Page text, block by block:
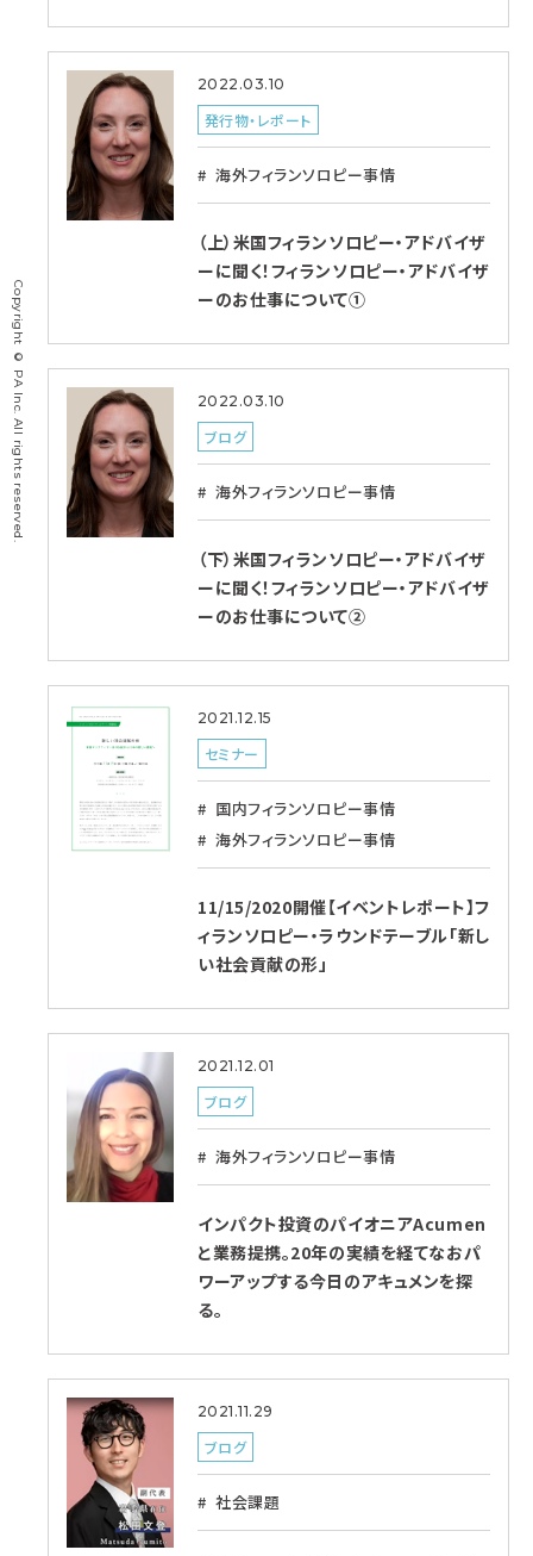
2022.03.10
発行物・レポート
海外フィランソロピー事情
（上）米国フィランソロピー・アドバイザ
ーに聞く！フィランソロピー・アドバイザ
ーのお仕事について①
2022.03.10
ブログ
海外フィランソロピー事情
（下）米国フィランソロピー・アドバイザ
ーに聞く！フィランソロピー・アドバイザ
ーのお仕事について②
2021.12.15
セミナー
国内フィランソロピー事情
海外フィランソロピー事情
11/15/2020開催【イベントレポート】フ
ィランソロピー・ラウンドテーブル「新し
い社会貢献の形」
2021.12.01
ブログ
海外フィランソロピー事情
インパクト投資のパイオニアAcumen
と業務提携。20年の実績を経てなおパ
ワーアップする今日のアキュメンを探
る。
2021.11.29
ブログ
社会課題
Copyright © PA Inc. All rights reserved.